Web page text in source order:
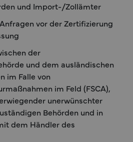
und Import-/Zollämter
vor der Zertifizierung
der
und dem ausländischen
im Falle von
im Feld (FSCA),
unerwünschter
Behörden und in
dem Händler des